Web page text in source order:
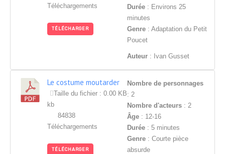
Téléchargements
TÉLÉCHARGER
Durée : Environs 25
minutes
Genre : Adaptation du Petit
Poucet
Auteur : Ivan Gusset
Le costume moutarder
Taille du fichier : 0.00 KB
kb
84838
Téléchargements
TÉLÉCHARGER
Nombre de personnages
: 2
Nombre d'acteurs : 2
Âge : 12-16
Durée : 5 minutes
Genre : Courte pièce
absurde